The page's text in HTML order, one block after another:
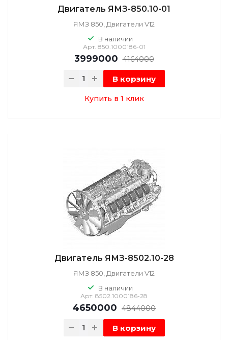
Двигатель ЯМЗ-850.10-01
ЯМЗ 850, Двигатели V12
В наличии
Арт. 850.1000186-01
3999000 4164000
В корзину
Купить в 1 клик
Двигатель ЯМЗ-8502.10-28
ЯМЗ 850, Двигатели V12
В наличии
Арт. 8502.1000186-28
4650000 4844000
В корзину